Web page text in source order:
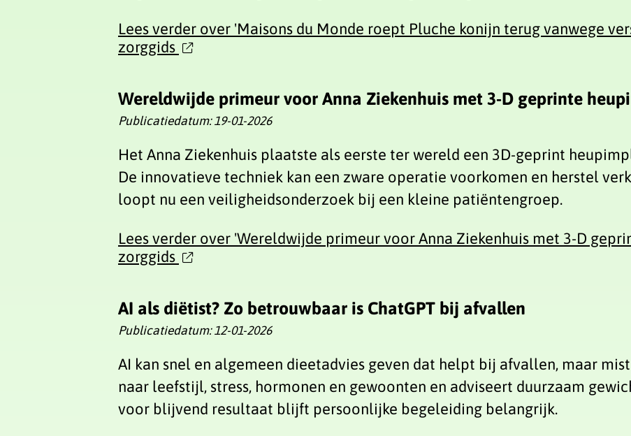
Lees verder over 'Maisons du Monde roept Pluche konijn terug vanwege
zorggids
Wereldwijde primeur voor Anna Ziekenhuis met 3-D geprinte
Publicatiedatum:19-01-2026
Het Anna Ziekenhuis plaatste als eerste ter wereld een 3D-geprint
De innovatieve techniek kan een zware operatie voorkomen en herstel
loopt nu een veiligheidsonderzoek bij een kleine patiëntengroep.
Lees verder over 'Wereldwijde primeur voor Anna Ziekenhuis met 3-D
zorggids
AI als diëtist? Zo betrouwbaar is ChatGPT bij afvallen
Publicatiedatum:12-01-2026
AI kan snel en algemeen dieetadvies geven dat helpt bij afvallen, maar
naar leefstijl, stress, hormonen en gewoonten en adviseert duurzaam
voor blijvend resultaat blijft persoonlijke begeleiding belangrijk.